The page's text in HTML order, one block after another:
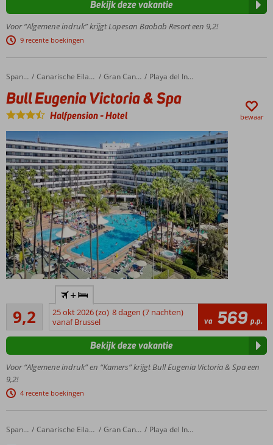
het
veelzijdige
Meloneras
Halfpension
en
Volpension
ook
mogelijk
Voor “Algemene indruk” krijgt Lopesan Baobab Resort een 9,2!
9 recente boekingen
Bekijk deze vakantie
Home Spanje Canarische Eilanden Gran Canaria Playa del Ingles
Bull Eugenia Victoria & Spa
Bull Eugenia Victoria & Spa
Halfpension-Hotel bewaar
Absolute
bij
reizigers!
In het
Playa
Inglés
Gratis entree
uitgebreid
9,2Uitstekend
21
beoordelingen
+
25 okt 2026 (zo) 8 dagen (7 nachten)
vanaf Brussel
va 569 p.p.
Voor “Algemene indruk” en “Kamers” krijgt Bull Eugenia Victoria & Spa een
9,2!
4 recente boekingen
Bekijk deze vakantie
Home Spanje Canarische Eilanden Gran Canaria Playa del Ingles
Tenesoya